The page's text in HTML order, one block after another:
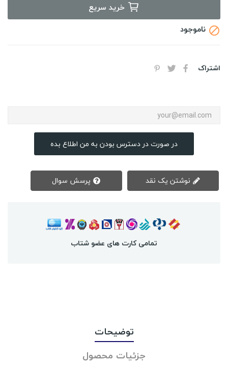
خرید سریع
 ناموجود
اشتراک
در صورت در دسترس بودن به من اطلاع بده
تمامی کارت های عضو شتاب
توضیحات
جزئیات محصول